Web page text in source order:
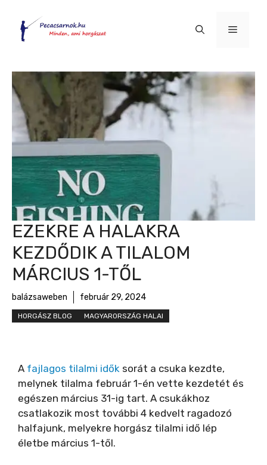
tartalomba
Menü
EZEKRE A HALAKRA
KEZDŐDIK A TILALOM
MÁRCIUS 1-TŐL
balázsaweben február 29, 2024
HORGÁSZ BLOG MAGYARORSZÁG HALAI
A fajlagos tilalmi idők sorát a csuka kezdte,
melynek tilalma február 1-én vette kezdetét és
egészen március 31-ig tart. A csukákhoz
csatlakozik most további 4 kedvelt ragadozó
halfajunk, melyekre horgász tilalmi idő lép
életbe március 1-től.